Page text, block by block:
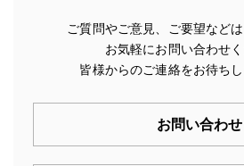
ご質問やご意見、ご要望など
お気軽にお問い合わせく
皆様からのご連絡をお待ちし
お問い合わせ